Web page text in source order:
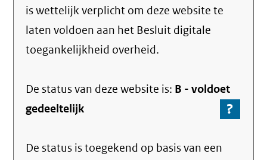
is wettelijk verplicht om deze website te
laten voldoen aan het Besluit digitale
toegankelijkheid overheid.
De status van dezewebsite is: B -voldoet
gedeeltelijk
?
Ga
De status is toegekend op basis van een